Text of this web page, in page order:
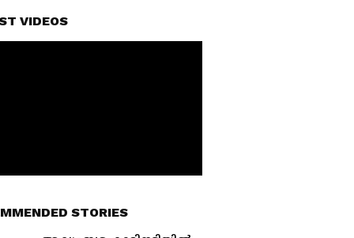
VIDEOS
STORIES